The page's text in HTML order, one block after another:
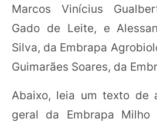
Marcos Vinícius
Gado de Leite, e
Silva, da Embrapa
Guimarães Soares, da
Abaixo, leia um texto de
geral da Embrapa Milho